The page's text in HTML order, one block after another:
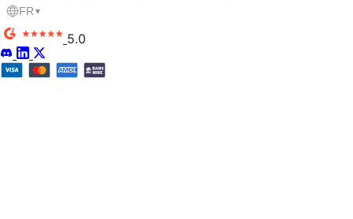
FR ▼
5.0